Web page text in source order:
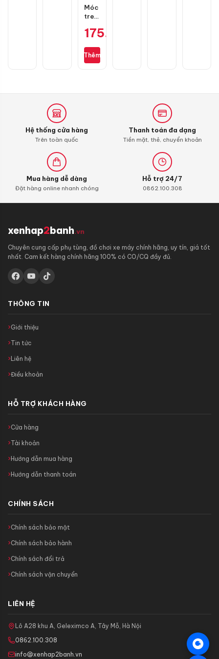
Móc
treo
GH
1
càng
175.000
Thêm
Hệ thống cửa hàng
Trên toàn quốc
Thanh toán đa dạng
Tiền mặt, thẻ, chuyển khoản
Mua hàng dễ dàng
Đặt hàng online nhanh chóng
Hỗ trợ 24/7
0862.100.308
xenhap2banh.vn
Chuyên cung cấp phụ tùng, đồ chơi xe máy chính hãng, uy tín, giá tốt
nhất. Cam kết hàng chính hãng 100% có CO/CQ đầy đủ.
THÔNG TIN
Giới thiệu
Tin tức
Liên hệ
Điều khoản
HỖ TRỢ KHÁCH HÀNG
Cửa hàng
Tài khoản
Hướng dẫn mua hàng
Hướng dẫn thanh toán
CHÍNH SÁCH
Chính sách bảo mật
Chính sách bảo hành
Chính sách đổi trả
Chính sách vận chuyển
LIÊN HỆ
Lô A28 khu A, Geleximco A, Tây Mỗ, Hà Nội
0862.100.308
info@xenhap2banh.vn